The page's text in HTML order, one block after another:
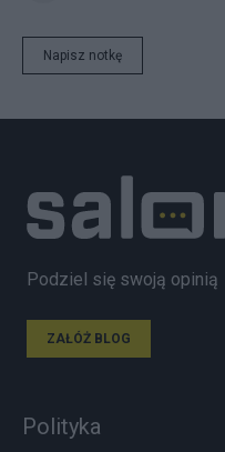
Napisz notkę
Podziel się swoją opinią
ZAŁÓŻ BLOG
Polityka